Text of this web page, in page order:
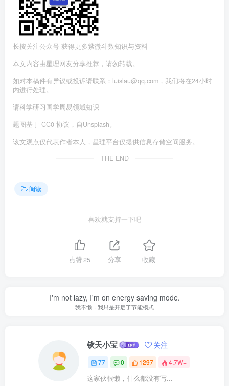
长按关注公众号 获得更多紫微斗数知识与资料
本文内容由星理网友分享推荐，请勿转载。
如对本稿件有异议或投诉请联系：luislau@qq.com，我们将在24小时
内进行处理。
请科学研习国学周易领域知识
题图基于 CC0 协议，自Unsplash。
该文观点仅代表作者本人，星理平台仅提供信息存储空间服务。
THE END
阅读
喜欢就支持一下吧
点赞25 分享 收藏
I'm not lazy, I'm on energy saving mode.
我不懒，我只是开启了节能模式
钦天小宝 关注
77 0 1297 4.7W+
这家伙很懒，什么都没有写...